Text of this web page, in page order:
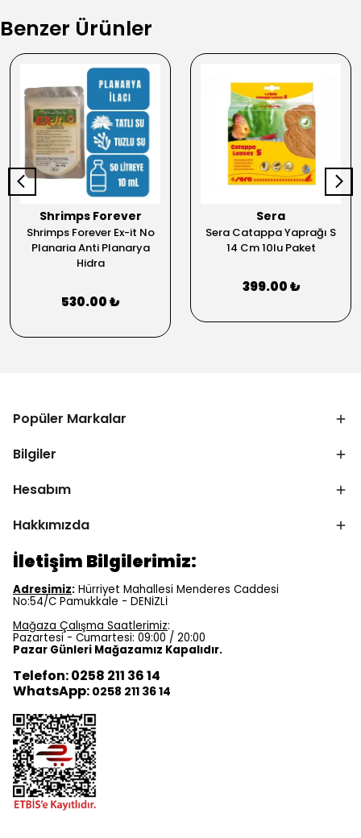
Benzer Ürünler
Shrimps Forever
Shrimps Forever Ex-it No
Planaria Anti Planarya
Hidra
530.00 ₺
Sera
Sera Catappa Yaprağı S
14 Cm 10lu Paket
399.00 ₺
Popüler Markalar
Bilgiler
Hesabım
Hakkımızda
İletişim Bilgilerimiz:
Adresimiz: Hürriyet Mahallesi Menderes Caddesi
No:54/C Pamukkale - DENİZLİ
Mağaza Çalışma Saatlerimiz:
Pazartesi - Cumartesi: 09:00 / 20:00
Pazar Günleri Mağazamız Kapalıdır.
Telefon: 0258 211 36 14
WhatsApp: 0258 211 36 14